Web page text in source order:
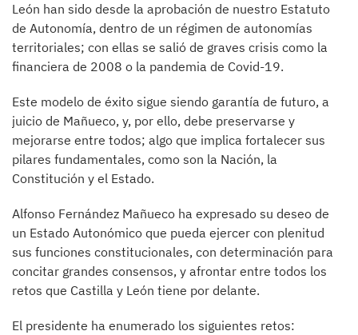
León han sido desde la aprobación de nuestro Estatuto
de Autonomía, dentro de un régimen de autonomías
territoriales; con ellas se salió de graves crisis como la
financiera de 2008 o la pandemia de Covid-19.
Este modelo de éxito sigue siendo garantía de futuro, a
juicio de Mañueco, y, por ello, debe preservarse y
mejorarse entre todos; algo que implica fortalecer sus
pilares fundamentales, como son la Nación, la
Constitución y el Estado.
Alfonso Fernández Mañueco ha expresado su deseo de
un Estado Autonómico que pueda ejercer con plenitud
sus funciones constitucionales, con determinación para
concitar grandes consensos, y afrontar entre todos los
retos que Castilla y León tiene por delante.
El presidente ha enumerado los siguientes retos: